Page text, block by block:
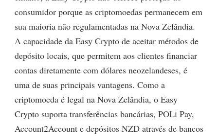
consumidor porque as criptomoedas permanecem em
sua maioria não regulamentadas na Nova Zelândia.
A capacidade da Easy Crypto de aceitar métodos de
depósito locais, que permitem aos clientes financiar
contas diretamente com dólares neozelandeses, é
uma de suas principais vantagens. Como a
criptomoeda é legal na Nova Zelândia, o Easy
Crypto suporta transferências bancárias, POLi Pay,
Account2Account e depósitos NZD através de bancos